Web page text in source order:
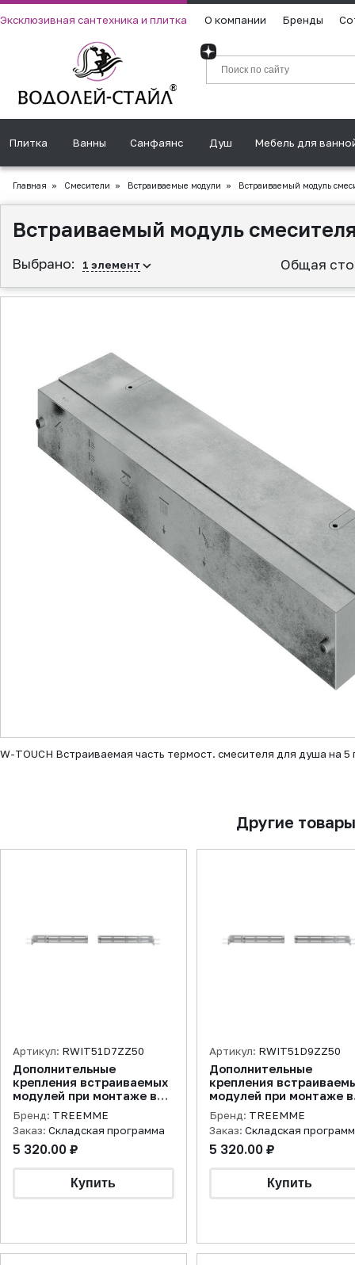
Эксклюзивная сантехника и плитка О компании Бренды
Плитка Ванны Санфаянс Душ Мебель для
Главная » Смесители » Встраиваемые модули » Встраиваемый модуль
Встраиваемый модуль
Выбрано: 1 элемент Общая
W-TOUCH Встраиваемая часть термост. смесителя для душа на
Другие
Артикул: RWIT51D7ZZ50
Дополнительные
крепления встраиваемых
модулей при монтаже в
гипсокартонные стены
Бренд: TREEMME
Заказ: Складская программа
5 320.00 ₽
Артикул: RWIT51D9ZZ50
Дополнительные
крепления
модулей при монтаже в
гипсокартонные стены
Бренд: TREEMME
Заказ: Складская
5 320.00 ₽